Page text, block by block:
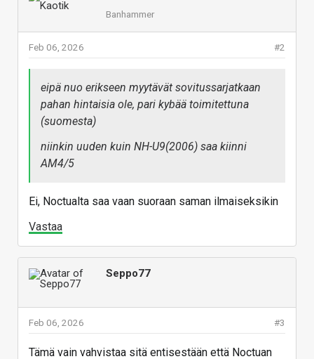
Banhammer
#2
Feb 06, 2026
eipä nuo erikseen myytävät sovitussarjatkaan
pahan hintaisia ole, pari kybää toimitettuna
(suomesta)
niinkin uuden kuin NH-U9(2006) saa kiinni
AM4/5
Ei, Noctualta saa vaan suoraan saman ilmaiseksikin
Vastaa
Seppo77
#3
Feb 06, 2026
Tämä vain vahvistaa sitä entisestään että Noctuan